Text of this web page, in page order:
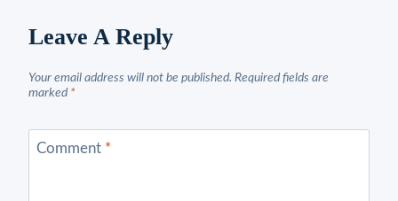
Leave A Reply
Your email address will not be published. Required fields are
marked *
Comment *